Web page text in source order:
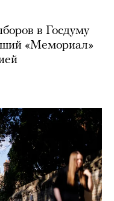
в Госдуму
«Мемориал»